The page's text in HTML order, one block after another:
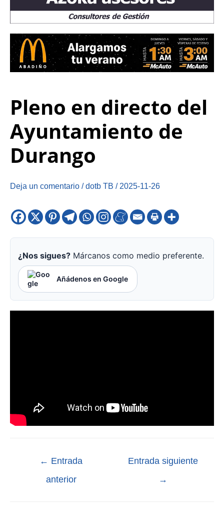
Pleno en directo del
Ayuntamiento de
Durango
Deja un comentario /dotb TB / 2025-11-26
¿Nos sigues? Márcanos como medio preferente.
Añádenos en Google
← Entrada
anterior
Entrada siguiente
→